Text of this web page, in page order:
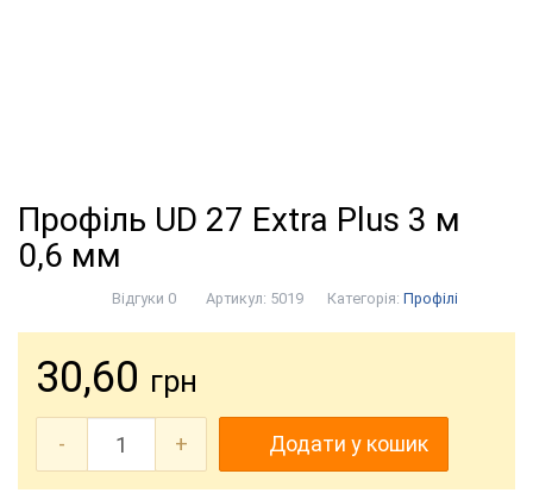
Профіль UD 27 Extra Plus 3 м
0,6 мм
Відгуки 0 Артикул: 5019 Категорія: Профілі
30,60 грн
- + Додати у кошик